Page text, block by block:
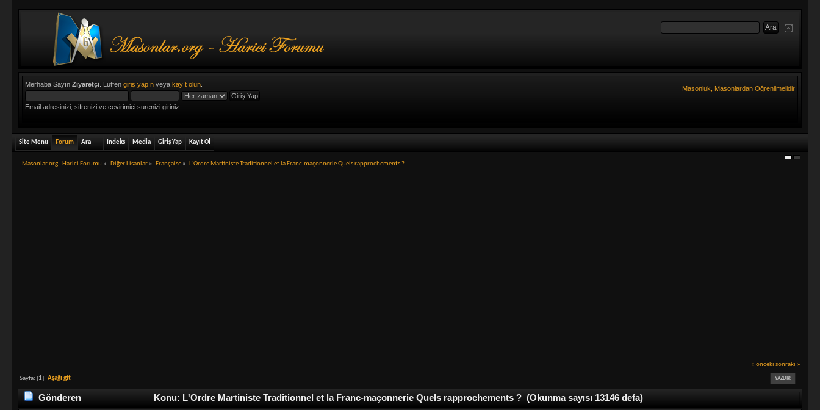
Merhaba SayınZiyaretçi . Lütfengiriş yapın veyakayıt olun
Email adresinizi, sifrenizi ve cevirimici surenizi giriniz
Masonluk, Masonlardan Öğrenilmelidir
Site Menu Forum Ara Indeks Media Giriş Yap Kayıt Ol
Masonlar.org - Harici Forumu » Diğer Lisanlar» Française » L'Ordre Martiniste Traditionnel et la Franc-maçonnerie Quels rapprochements ?
« önceki sonraki »
YAZDIR
Sayfa: [1]Aşağı git
Gönderen Konu: L'Ordre Martiniste Traditionnel et la Franc-maçonnerie Quels rapprochements ? (Okunma sayısı 13146 defa)